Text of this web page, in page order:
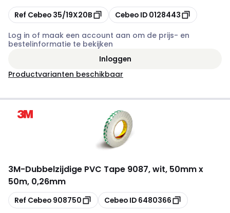
Kopiëren
Ref Cebeo 35/19X20B Kopiëren
Cebeo ID 0128443
Log in of maak een account aan om de prijs- en
bestelinformatie te bekijken
Inloggen
Productvarianten beschikbaar
3M-Dubbelzijdige PVC Tape 9087, wit, 50mm x
50m, 0,26mm
Kopiëren
Ref Cebeo 908750 Kopiëren
Cebeo ID 6480366